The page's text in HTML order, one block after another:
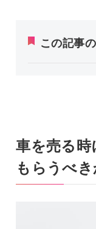
この記事
車を売る
もらうべ